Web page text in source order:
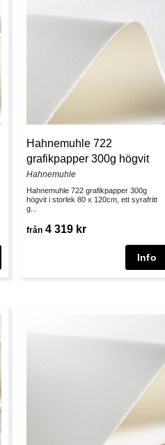
Hahnemuhle 722
grafikpapper 300g högvit
Hahnemuhle
Hahnemuhle 722 grafikpapper 300g
högvit i storlek 80 x 120cm, ett syrafritt
g...
från 4 319 kr